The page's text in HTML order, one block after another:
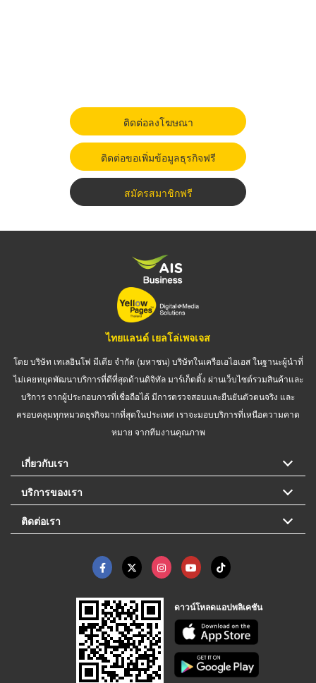
ติดต่อลงโฆษณา
ติดต่อขอเพิ่มข้อมูลธุรกิจฟรี
สมัครสมาชิกฟรี
ไทยแลนด์ เยลโล่เพจเจส
โดย บริษัท เทเลอินโฟ มีเดีย จำกัด (มหาชน) บริษัทในเครือเอไอเอส ในฐานะผู้นำที่
ไม่เคยหยุดพัฒนาบริการที่ดีที่สุดด้านดิจิทัล มาร์เก็ตติ้ง ผ่านเว็บไซต์รวมสินค้าและ
บริการ จากผู้ประกอบการที่เชื่อถือได้ มีการตรวจสอบและยืนยันตัวตนจริง และ
ครอบคลุมทุกหมวดธุรกิจมากที่สุดในประเทศ เราจะมอบบริการที่เหนือความคาด
หมาย จากทีมงานคุณภาพ
เกี่ยวกับเรา
บริการของเรา
ติดต่อเรา
ดาวน์โหลดแอปพลิเคชัน